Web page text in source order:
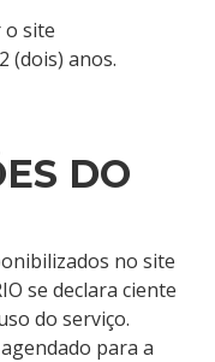
o site
(dois) anos.
DO
no site
se declara ciente
do serviço.
para a